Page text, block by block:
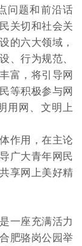
题和前沿话
关切和社会关
的六大领域，
、行为规范、
富，将引导网
等积极参与网
用网、文明上
作用，在主论
广大青年网民
享网上美好精
一座充满活力
肥骆岗公园举